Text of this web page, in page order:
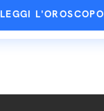
LEGGI L'OROSCOPO